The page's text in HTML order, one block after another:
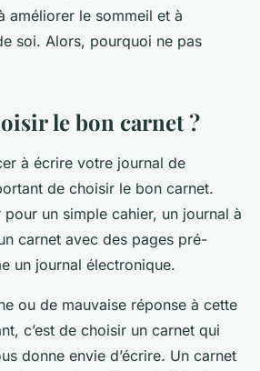
améliorer le sommeil et à
soi. Alors, pourquoi ne pas
le bon carnet ?
à écrire votre journal de
de choisir le bon carnet.
un simple cahier, un journal à
carnet avec des pages pré-
un journal électronique.
ou de mauvaise réponse à cette
c’est de choisir un carnet qui
donne envie d’écrire. Un carnet